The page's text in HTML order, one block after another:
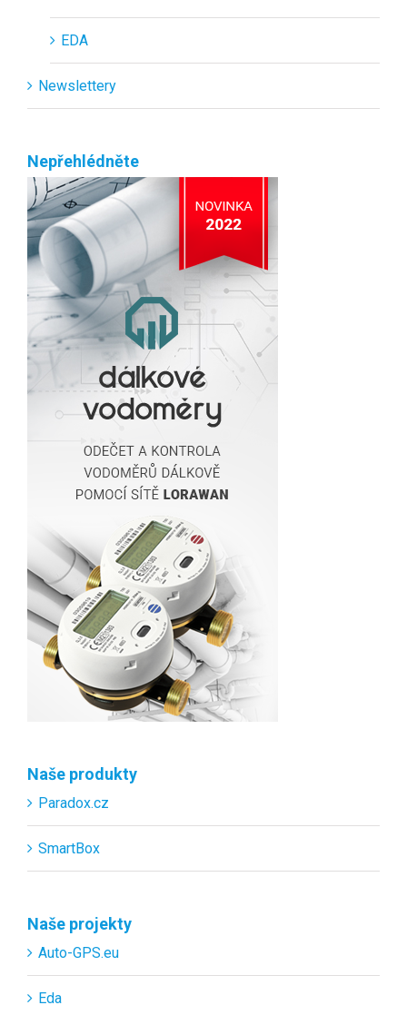
EDA
Newslettery
Nepřehlédněte
Naše produkty
Paradox.cz
SmartBox
Naše projekty
Auto-GPS.eu
Eda